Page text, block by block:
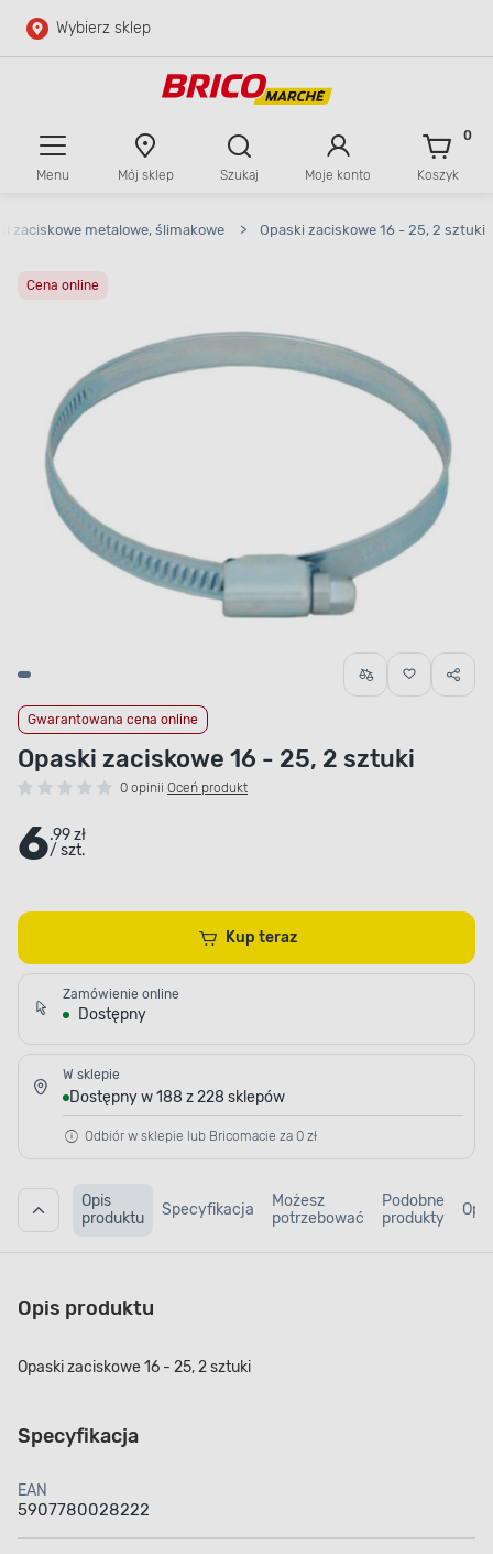
Przejdź do głównej zawartości
Wybierz sklep
Menu Mój sklep Szukaj Moje konto Koszyk
0
zaciskowe metalowe, ślimakowe > Opaski zaciskowe 16 - 25, 2 sztuki
Cena online
Gwarantowana cena online
Opaski zaciskowe 16 - 25, 2 sztuki
0 opinii Oceń produkt
6.99 zł
/ szt.
Kup teraz
Zamówienie online
Dostępny
W sklepie
Dostępny w 188 z 228 sklepów
Odbiór w sklepie lub Bricomacie za 0 zł
Opis
produktu
Specyfikacja
Możesz
potrzebować
Podobne
produkty
Opis produktu
Opaski zaciskowe 16 - 25, 2 sztuki
Specyfikacja
EAN
5907780028222